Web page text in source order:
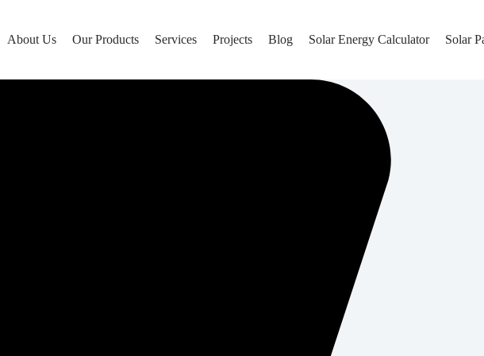
About Us Our Products Services Projects Blog Solar Energy Calculator Solar